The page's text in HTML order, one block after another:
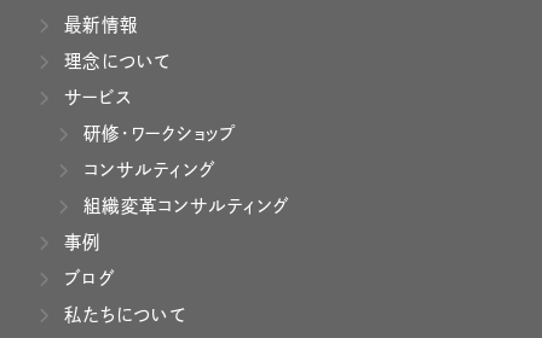
最新情報
理念について
サービス
研修・ワークショップ
コンサルティング
組織変革コンサルティング
事例
ブログ
私たちについて